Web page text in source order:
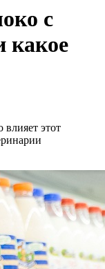
с
какое
влияет этот